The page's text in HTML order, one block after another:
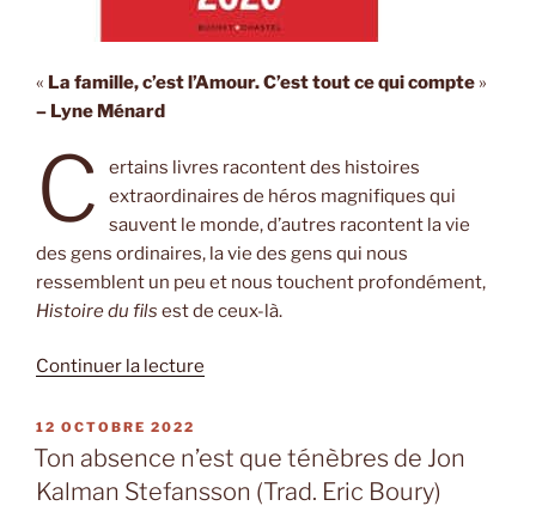
« La famille, c’est l’Amour. C’est tout ce qui compte »
– Lyne Ménard
C
ertains livres racontent des histoires
extraordinaires de héros magnifiques qui
sauvent le monde, d’autres racontent la vie
des gens ordinaires, la vie des gens qui nous
ressemblent un peu et nous touchent profondément,
Histoire du fils est de ceux-là.
Continuer la lecture
fils
Marie-
PUBLIÉ
LE
12 OCTOBRE 2022
Ton absence n’est que ténèbres de Jon
Kalman Stefansson (Trad. Eric Boury)